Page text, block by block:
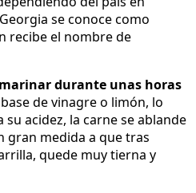
se conoce como
recibe el nombre de
marinar durante unas horas
de vinagre o limón, lo
acidez, la carne se ablande
gran medida a que tras
quede muy tierna y